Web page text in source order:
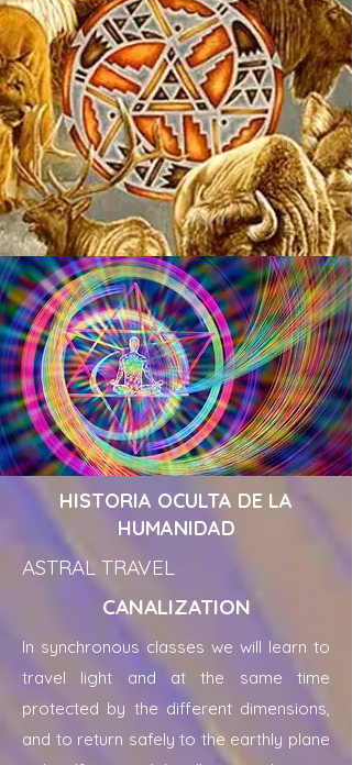
HISTORIA OCULTA DE LA
HUMANIDAD
ASTRAL TRAVEL
CANALIZATION
In synchronous classes we will learn to
travel light and at the same time
protected by the different dimensions,
and to return safely to the earthly plane